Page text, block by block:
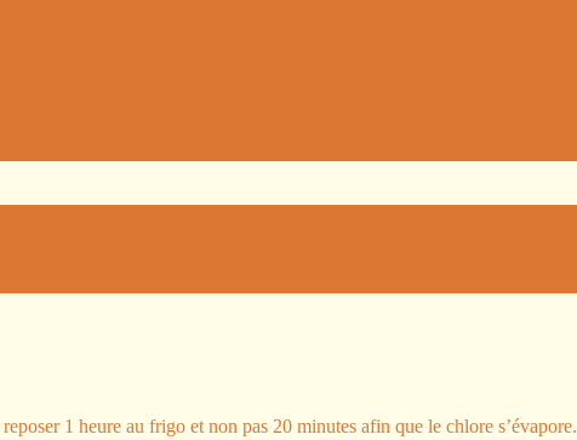
1 heure au frigo et non pas 20 minutes afin que le chlore s’évapore.